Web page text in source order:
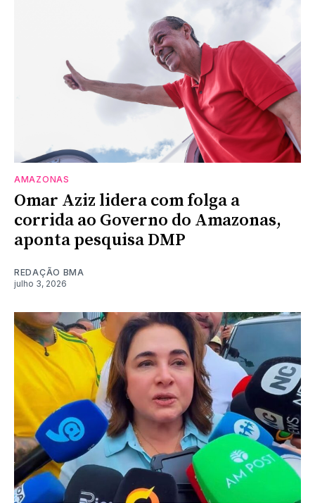
AMAZONAS
Omar Aziz lidera com folga a
corrida ao Governo do Amazonas,
aponta pesquisa DMP
REDAÇÃO BMA
julho 3, 2026